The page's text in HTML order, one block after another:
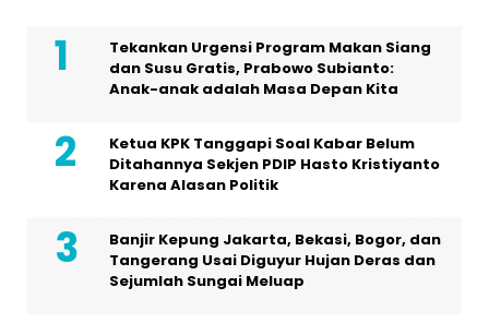
Tekankan Urgensi Program Makan Siang
dan Susu Gratis, Prabowo Subianto:
Anak-anak adalah Masa Depan Kita
Ketua KPK Tanggapi Soal Kabar Belum
Ditahannya Sekjen PDIP Hasto Kristiyanto
Karena Alasan Politik
Banjir Kepung Jakarta, Bekasi, Bogor, dan
Tangerang Usai Diguyur Hujan Deras dan
Sejumlah Sungai Meluap